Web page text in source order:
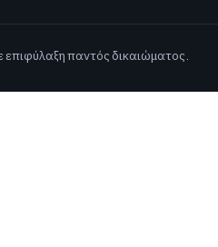
παντός δικαιώματος.